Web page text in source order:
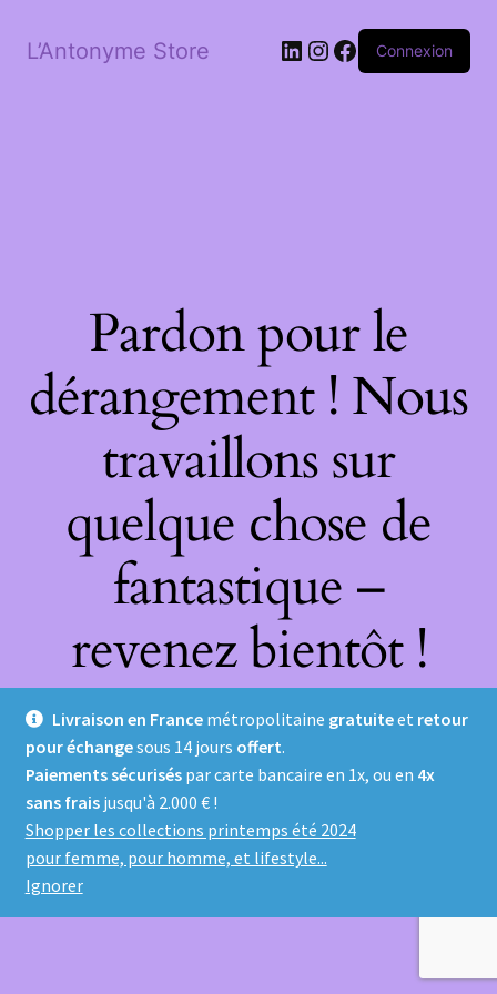
Livraison en France métropolitaine gratuiteet retour
pour échangesous 14 jours offert.
Paiements sécuriséspar carte bancaire en 1x, ou en 4x
sans fraisjusqu'à 2.000 € !
Shopper les collections printemps été 2024
pour femme, pour homme, et lifestyle...
Ignorer
L’Antonyme Store LinkedIn
Instagram
Facebook
Connexion
Pardon pour le
dérangement ! Nous
travaillons sur
quelque chose de
fantastique –
revenez bientôt !